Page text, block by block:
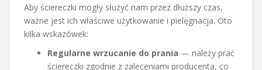
Aby ściereczki mogły służyć nam przez dłuższy czas,
ważne jest ich właściwe użytkowanie i pielęgnacja. Oto
kilka wskazówek:
Regularne wrzucanie do prania — należy prać
ściereczki zgodnie z zaleceniami producenta, co